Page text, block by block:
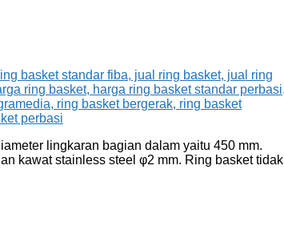
lingkaran bagian dalam yaitu 450 mm.
kawat stainless steel φ2 mm. Ring basket tidak